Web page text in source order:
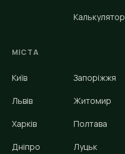
Калькулятор
МІСТА
Київ
Львів
Харків
Дніпро
Запоріжжя
Житомир
Полтава
Луцьк